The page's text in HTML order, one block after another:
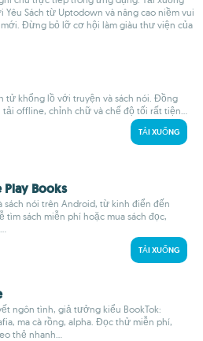
Sách từ Uptodown và nâng cao niềm vui
Đừng bỏ lỡ cơ hội làm giàu thư viện của
tử khổng lồ với truyện và sách nói. Đồng
tải offline, chỉnh chữ và chế độ tối rất tiện...
TẢI XUỐNG
Books
sách nói trên Android, từ kinh điển đến
tìm sách miễn phí hoặc mua sách đọc,
TẢI XUỐNG
ngôn tình, giả tưởng kiểu BookTok:
ma cà rồng, alpha. Đọc thử miễn phí,
thẻ nhanh...